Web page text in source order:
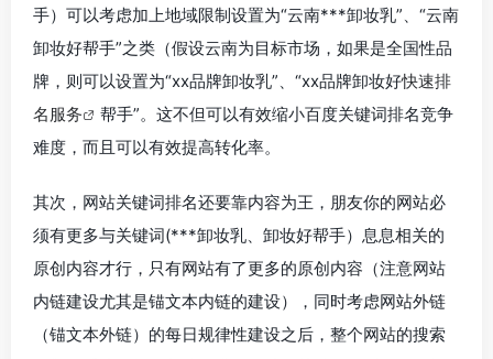
手）可以考虑加上地域限制设置为“云南***卸妆乳”、“云南
卸妆好帮手”之类（假设云南为目标市场，如果是全国性品
牌，则可以设置为“xx品牌卸妆乳”、“xx品牌卸妆好快速排
名服务
帮手”。这不但可以有效缩小百度关键词排名竞争
难度，而且可以有效提高转化率。
其次，网站关键词排名还要靠内容为王，朋友你的网站必
须有更多与关键词(***卸妆乳、卸妆好帮手）息息相关的
原创内容才行，只有网站有了更多的原创内容（注意网站
内链建设尤其是锚文本内链的建设），同时考虑网站外链
（锚文本外链）的每日规律性建设之后，整个网站的搜索